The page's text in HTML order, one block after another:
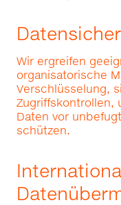
Wir ergreifen
organisatorische
Verschlüsselung,
Zugriffskontrollen,
Daten vor
schützen.